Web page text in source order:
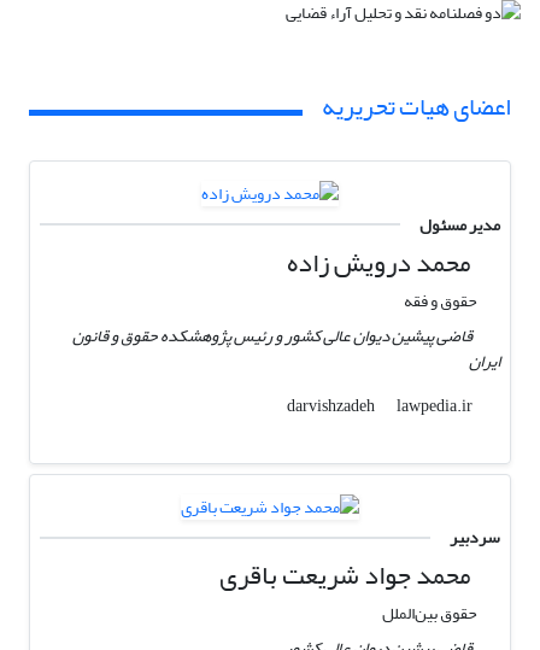
اعضای هیات تحریریه
مدیر مسئول
محمد درویش زاده
حقوق و فقه
قاضی پیشین دیوان عالی کشور و رئیس پژوهشکده حقوق و قانون
ایران
darvishzadeh
lawpedia.ir
سردبیر
محمد جواد شریعت باقری
حقوق بین‌الملل